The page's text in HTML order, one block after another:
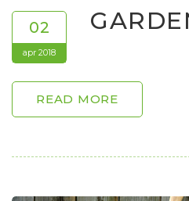
02
apr 2018
READ MORE